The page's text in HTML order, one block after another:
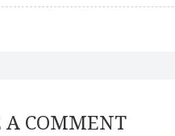
A COMMENT